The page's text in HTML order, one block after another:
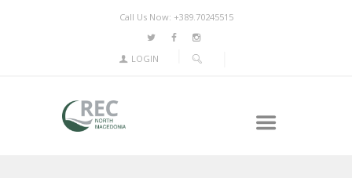
Call Us Now: +389.70245515
LOGIN